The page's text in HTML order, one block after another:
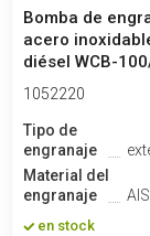
Bomba de
acero
diésel WCB-
50Hz, 100 l/...
1052220
Tipo de
engranaje
Material del
engranaje
en stock